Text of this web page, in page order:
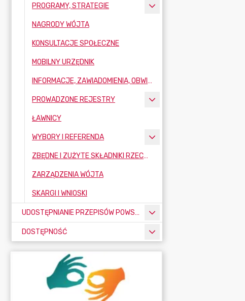
PROGRAMY, STRATEGIE
NAGRODY WÓJTA
KONSULTACJE SPOŁECZNE
MOBILNY URZĘDNIK
INFORMACJE, ZAWIADOMIENIA, OBWIESZCZENIA
PROWADZONE REJESTRY
ŁAWNICY
WYBORY I REFERENDA
ZBĘDNE I ZUŻYTE SKŁADNIKI RZECZOWE MAJĄTKU RUCHOMEGO
ZARZĄDZENIA WÓJTA
SKARGI I WNIOSKI
UDOSTĘPNIANIE PRZEPISÓW POWSZECHNIE OBOWIĄZUJĄCYCH
DOSTĘPNOŚĆ